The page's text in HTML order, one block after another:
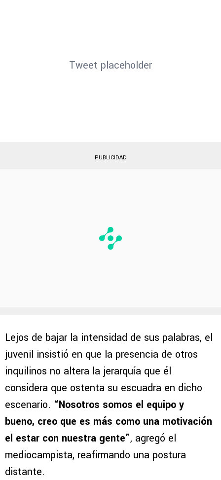
Tweet placeholder
PUBLICIDAD
Lejos de bajar la intensidad de sus palabras, el
juvenil insistió en que la presencia de otros
inquilinos no altera la jerarquía que él
considera que ostenta su escuadra en dicho
escenario. “Nosotros somos el equipo y
bueno, creo que es más como una motivación
el estar con nuestra gente”, agregó el
mediocampista, reafirmando una postura
distante.